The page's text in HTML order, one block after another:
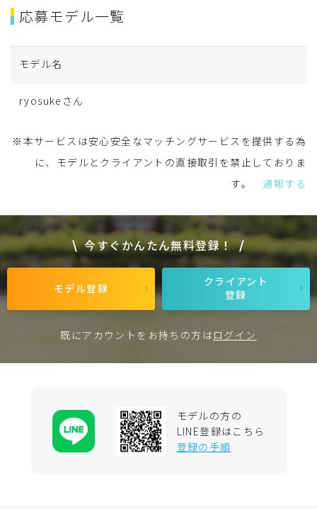
応募モデル一覧
モデル名
ryosukeさん
※本サービスは安心安全なマッチングサービスを提供する為
に、モデルとクライアントの直接取引を禁止しておりま
す。通報する
今すぐかんたん無料登録！
モデル登録
クライアント
登録
既にアカウントをお持ちの方はログイン
モデルの方の
LINE登録はこちら
登録の手順